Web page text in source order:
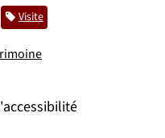
Catégorie
Visite